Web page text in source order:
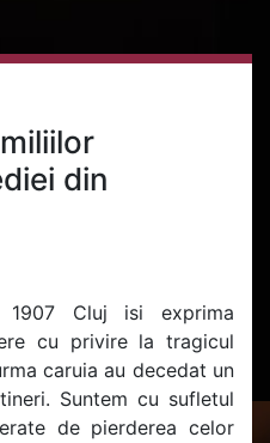
din
Cluj isi exprima
cu privire la tragicul
caruia au decedat un
Suntem cu sufletul
de pierderea celor